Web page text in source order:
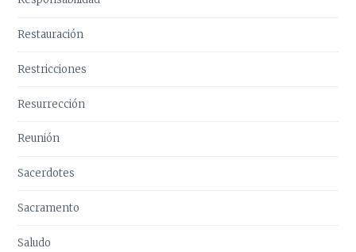
Restauración
Restricciones
Resurrección
Reunión
Sacerdotes
Sacramento
Saludo